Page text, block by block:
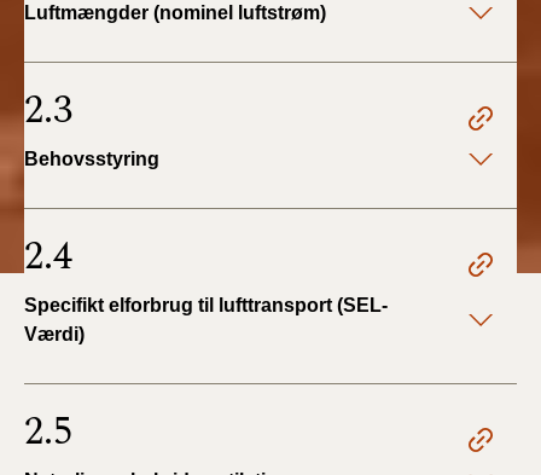
Luftmængder (nominel luftstrøm)
2.3
Behovsstyring
2.4
Specifikt elforbrug til lufttransport (SEL-
Værdi)
2.5